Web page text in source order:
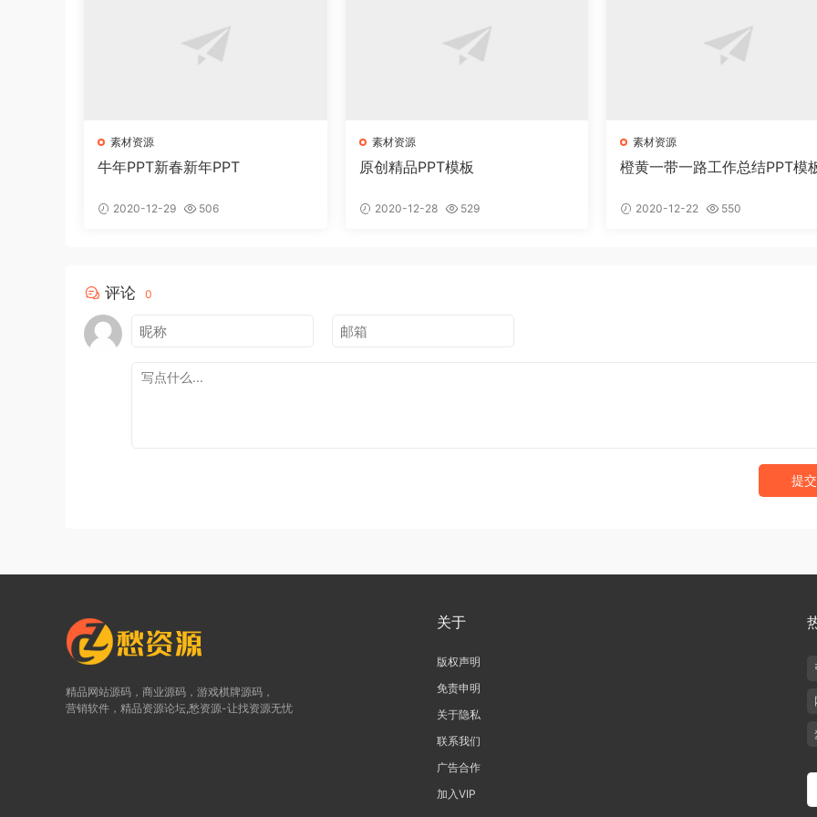
素材资源
牛年PPT新春新年PPT
2020-12-29 506
素材资源
原创精品PPT模板
2020-12-28 529
素材资源
橙黄一带一路工作总结PPT模
2020-12-22 550
评论 0
提交
精品网站源码，商业源码，游戏棋牌源码，
营销软件，精品资源论坛,愁资源-让找资源无忧
关于
版权声明
免责申明
关于隐私
联系我们
广告合作
加入VIP